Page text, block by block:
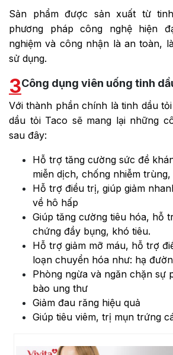
Sản phẩm được sản xuất từ
phương pháp công nghệ hiện
nghiệm và công nhận là an toàn,
sử dụng.
3Công dụng viên uống tinh
Với thành phần chính là tinh dầu
dầu tỏi Taco sẽ mang lại những
sau đây:
Hỗ trợ tăng cường sức đề
miễn dịch, chống nhiễm
Hỗ trợ điều trị, giúp giảm
về hô hấp
Giúp tăng cường tiêu hóa, hỗ
chứng đầy bụng, khó tiêu.
Hỗ trợ giảm mỡ máu, hỗ trợ
loạn chuyển hóa như: hạ
Phòng ngừa và ngăn chặn sự
bào ung thư
Giảm đau răng hiệu quả
Giúp tiêu viêm, trị mụn trứng